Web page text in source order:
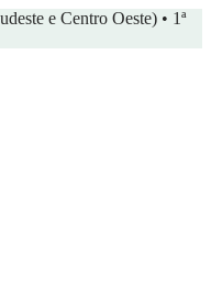
e Centro Oeste) • 1ª